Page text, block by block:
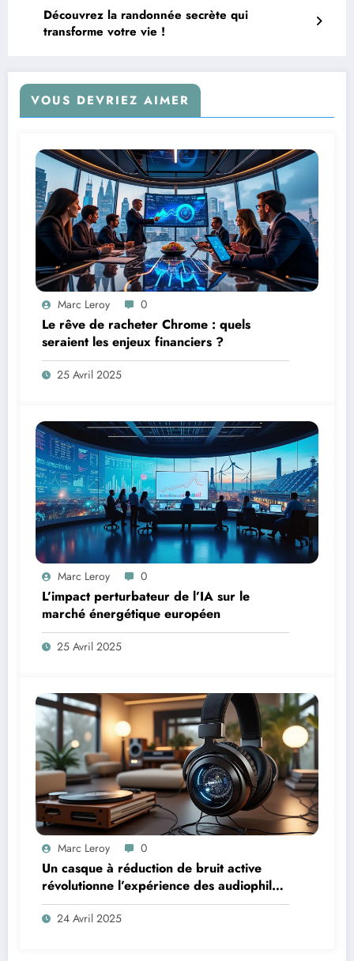
Découvrez la randonnée secrète qui
transforme votre vie !
VOUS DEVRIEZ AIMER
Marc Leroy 0
Le rêve de racheter Chrome : quels
seraient les enjeux financiers ?
25 Avril 2025
Marc Leroy 0
L’impact perturbateur de l’IA sur le
marché énergétique européen
25 Avril 2025
Marc Leroy 0
Un casque à réduction de bruit active
révolutionne l’expérience des audiophiles
exigeants
24 Avril 2025